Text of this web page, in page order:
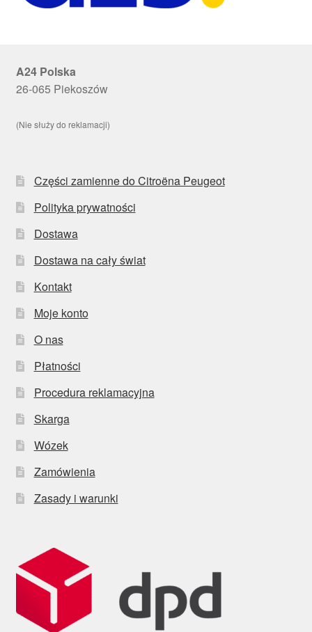
A24 Polska
26-065 Piekoszów
(Nie służy do reklamacji)
Części zamienne do Citroëna Peugeot
Polityka prywatności
Dostawa
Dostawa na cały świat
Kontakt
Moje konto
O nas
Płatności
Procedura reklamacyjna
Skarga
Wózek
Zamówienia
Zasady i warunki